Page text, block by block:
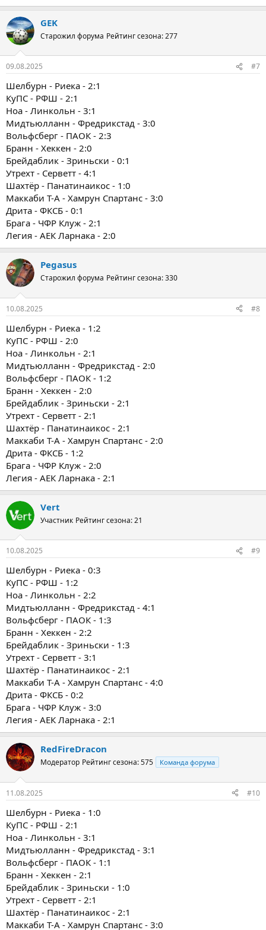
GEK
Старожил форума Рейтинг сезона: 277
09.08.2025 #7
Шелбурн - Риека - 2:1
КуПС - РФШ - 2:1
Ноа - Линкольн - 3:1
Мидтьюлланн - Фредрикстад - 3:0
Вольфсберг - ПАОК - 2:3
Бранн - Хеккен - 2:0
Брейдаблик - Зриньски - 0:1
Утрехт - Серветт - 4:1
Шахтёр - Панатинаикос - 1:0
Маккаби Т-А - Хамрун Спартанс - 3:0
Дрита - ФКСБ - 0:1
Брага - ЧФР Клуж - 2:1
Легия - АЕК Ларнака - 2:0
Pegasus
Старожил форума Рейтинг сезона: 330
10.08.2025 #8
Шелбурн - Риека - 1:2
КуПС - РФШ - 2:0
Ноа - Линкольн - 2:1
Мидтьюлланн - Фредрикстад - 2:0
Вольфсберг - ПАОК - 1:2
Бранн - Хеккен - 2:0
Брейдаблик - Зриньски - 2:1
Утрехт - Серветт - 2:1
Шахтёр - Панатинаикос - 2:1
Маккаби Т-А - Хамрун Спартанс - 2:0
Дрита - ФКСБ - 1:2
Брага - ЧФР Клуж - 2:0
Легия - АЕК Ларнака - 2:1
Vert
Участник Рейтинг сезона: 21
10.08.2025 #9
Шелбурн - Риека - 0:3
КуПС - РФШ - 1:2
Ноа - Линкольн - 2:2
Мидтьюлланн - Фредрикстад - 4:1
Вольфсберг - ПАОК - 1:3
Бранн - Хеккен - 2:2
Брейдаблик - Зриньски - 1:3
Утрехт - Серветт - 3:1
Шахтёр - Панатинаикос - 2:1
Маккаби Т-А - Хамрун Спартанс - 4:0
Дрита - ФКСБ - 0:2
Брага - ЧФР Клуж - 3:0
Легия - АЕК Ларнака - 2:1
RedFireDracon
Модератор Рейтинг сезона: 575 Команда форума
11.08.2025 #10
Шелбурн - Риека - 1:0
КуПС - РФШ - 2:1
Ноа - Линкольн - 3:1
Мидтьюлланн - Фредрикстад - 3:1
Вольфсберг - ПАОК - 1:1
Бранн - Хеккен - 2:1
Брейдаблик - Зриньски - 1:0
Утрехт - Серветт - 2:1
Шахтёр - Панатинаикос - 2:1
Маккаби Т-А - Хамрун Спартанс - 3:0